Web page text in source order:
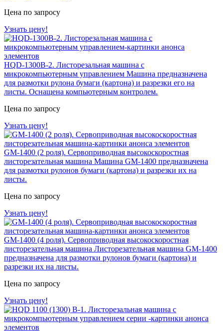
Цена по запросу
Узнать цену!
HQD-1300B-2. Листорезальная машина с
микрокомпьютерным управлением Машина предназначена
для размотки рулона бумаги (картона) и разрезки его на
листы. Оснащена компьютерным контролем.
Цена по запросу
Узнать цену!
GM-1400 (2 роля). Сервоприводная высокоскоростная
листорезательная машина Машина GM-1400 предназначена
для размотки рулонов бумаги (картона) и разрезки их на
листы.
Цена по запросу
Узнать цену!
GM-1400 (4 роля). Сервоприводная высокоскоростная
листорезательная машина Листорезательная машина GM-1400
предназначена для размотки рулонов бумаги (картона) и
разрезки их на листы.
Цена по запросу
Узнать цену!